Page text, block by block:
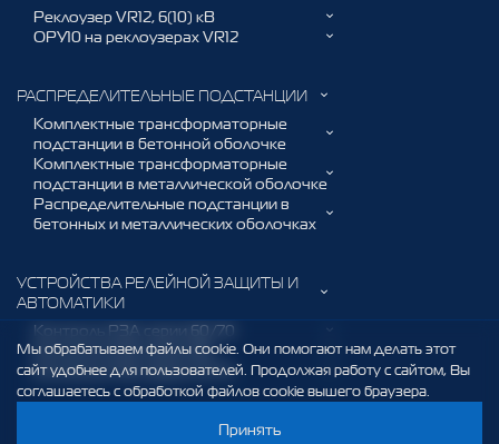
Реклоузер VR12, 6(10) кВ
ОРУ10 на реклоузерах VR12
РАСПРЕДЕЛИТЕЛЬНЫЕ ПОДСТАНЦИИ
Комплектные трансформаторные
подстанции в бетонной оболочке
Комплектные трансформаторные
подстанции в металлической оболочке
Распределительные подстанции в
бетонных и металлических оболочках
УСТРОЙСТВА РЕЛЕЙНОЙ ЗАЩИТЫ И
АВТОМАТИКИ
Контроль РЗА серии 60/70
Контроль РЗА серии 761
Контроль РЗА серии 72/73
Мы обрабатываем файлы cookie. Они помогают нам делать этот
сайт удобнее для пользователей. Продолжая работу с сайтом, Вы
соглашаетесь с обработкой файлов cookie вышего браузера.
Принять